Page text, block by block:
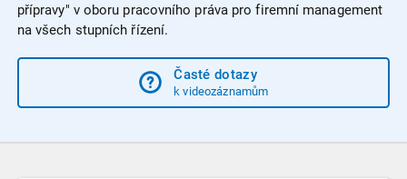
přípravy" v oboru pracovního práva pro firemní management
na všech stupních řízení.
Časté dotazy
k videozáznamům